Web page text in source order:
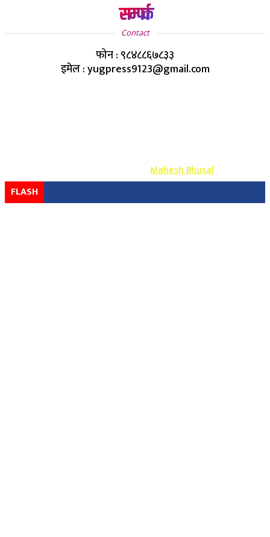
सम्पर्क
Contact
फोन : ९८४८८६७८३३
इमेल : yugpress9123@gmail.com
Design & Develop By-Mahesh Bhusal
FLASH